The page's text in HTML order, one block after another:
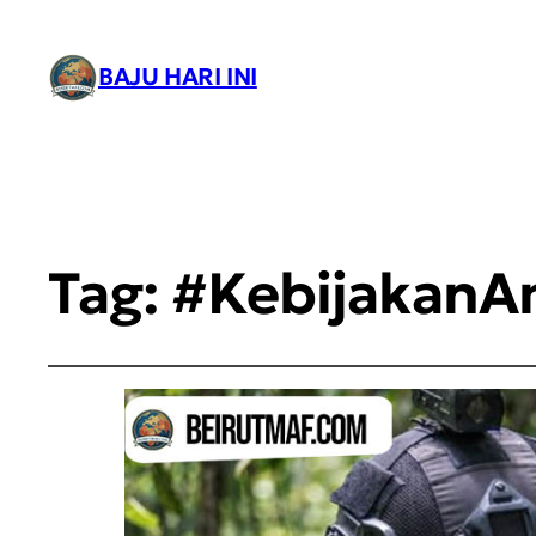
BAJU HARI INI
Tag: